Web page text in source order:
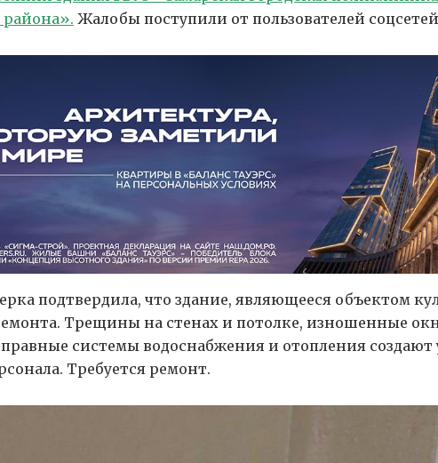
Жалобы поступили от пользователей
подтвердила, что здание, являющееся объектом
Трещины на стенах и потолке, изношенные
системы водоснабжения и отопления создают
Требуется ремонт.